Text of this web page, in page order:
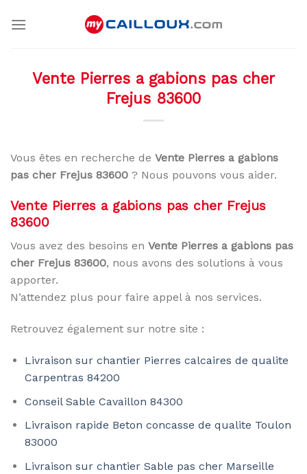
Vente Pierres a gabions pas cher
Frejus 83600
Vous êtes en recherche de Vente Pierres a gabions
pas cher Frejus 83600 ? Nous pouvons vous aider.
Vente Pierres a gabions pas cher Frejus
83600
Vous avez des besoins en Vente Pierres a gabions pas
cher Frejus 83600, nous avons des solutions à vous
apporter.
N’attendez plus pour faire appel à nos services.
Retrouvez également sur notre site :
Livraison sur chantier Pierres calcaires de qualite
Carpentras 84200
Conseil Sable Cavaillon 84300
Livraison rapide Beton concasse de qualite Toulon
83000
Livraison sur chantier Sable pas cher Marseille